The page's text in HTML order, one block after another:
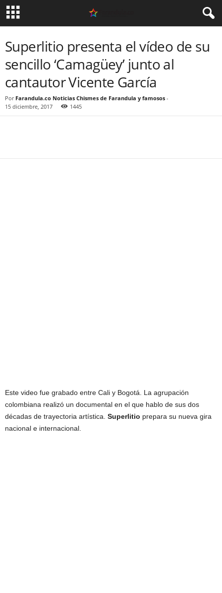
Superlitio presenta el vídeo de su
sencillo ‘Camagüey’ junto al
cantautor Vicente García
Por Farandula.co Noticias Chismes de Farandula y famosos -
15 diciembre, 2017
1445
Este video fue grabado entre Cali y Bogotá. La agrupación
colombiana realizó un documental en el que hablo de sus dos
décadas de trayectoria artística. Superlitio prepara su nueva gira
nacional e internacional.